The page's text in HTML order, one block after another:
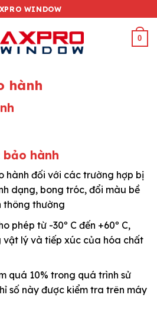
WINDOW
0
hành
bảo hành
hành đối với các trường hợp bị
dạng, bong tróc, đổi màu bề
thông thường
phép từ -30º C đến +60º C,
lý và tiếp xúc của hóa chất
quá 10% trong quá trình sử
số này được kiểm tra trên máy